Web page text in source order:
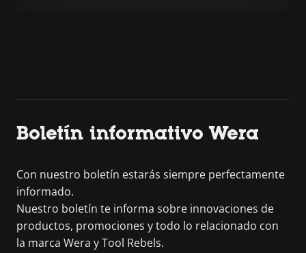
Boletín informativo Wera
Con nuestro boletín estarás siempre perfectamente
informado.
Nuestro boletín te informa sobre innovaciones de
productos, promociones y todo lo relacionado con
la marca Wera y Tool Rebels.